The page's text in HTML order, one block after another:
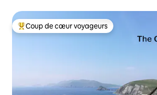
Coups de cœur voyageurs les plus
Coup de cœur voyageurs